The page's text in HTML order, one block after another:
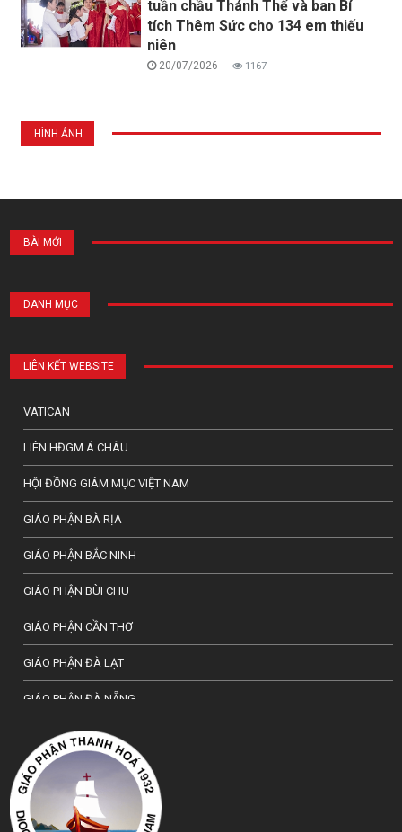
tuần chầu Thánh Thể và ban Bí
tích Thêm Sức cho 134 em thiếu
niên
20/07/2026 1167
HÌNH ẢNH
BÀI MỚI
DANH MỤC
LIÊN KẾT WEBSITE
VATICAN
LIÊN HĐGM Á CHÂU
HỘI ĐỒNG GIÁM MỤC VIỆT NAM
GIÁO PHẬN BÀ RỊA
GIÁO PHẬN BẮC NINH
GIÁO PHẬN BÙI CHU
GIÁO PHẬN CẦN THƠ
GIÁO PHẬN ĐÀ LẠT
GIÁO PHẬN ĐÀ NẴNG
TỔNG GIÁO PHẬN HÀ NỘI
GIÁO PHẬN HẢI PHÒNG
TỔNG GIÁO PHẬN HUẾ